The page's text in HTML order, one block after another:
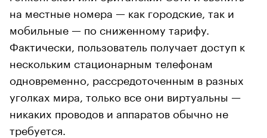
на местные номера — как городские, так и
мобильные — по сниженному тарифу.
Фактически, пользователь получает доступ к
нескольким стационарным телефонам
одновременно, рассредоточенным в разных
уголках мира, только все они виртуальны —
никаких проводов и аппаратов обычно не
требуется.